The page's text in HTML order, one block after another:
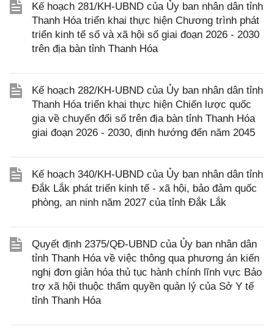
Kế hoạch 281/KH-UBND của Ủy ban nhân dân tỉnh
Thanh Hóa triển khai thực hiện Chương trình phát
triển kinh tế số và xã hội số giai đoạn 2026 - 2030
trên địa bàn tỉnh Thanh Hóa
Kế hoạch 282/KH-UBND của Ủy ban nhân dân tỉnh
Thanh Hóa triển khai thực hiện Chiến lược quốc
gia về chuyển đổi số trên địa bàn tỉnh Thanh Hóa
giai đoạn 2026 - 2030, định hướng đến năm 2045
Kế hoạch 340/KH-UBND của Ủy ban nhân dân tỉnh
Đắk Lắk phát triển kinh tế - xã hội, bảo đảm quốc
phòng, an ninh năm 2027 của tỉnh Đắk Lắk
Quyết định 2375/QĐ-UBND của Ủy ban nhân dân
tỉnh Thanh Hóa về việc thông qua phương án kiến
nghị đơn giản hóa thủ tục hành chính lĩnh vực Bảo
trợ xã hội thuộc thẩm quyền quản lý của Sở Y tế
tỉnh Thanh Hóa